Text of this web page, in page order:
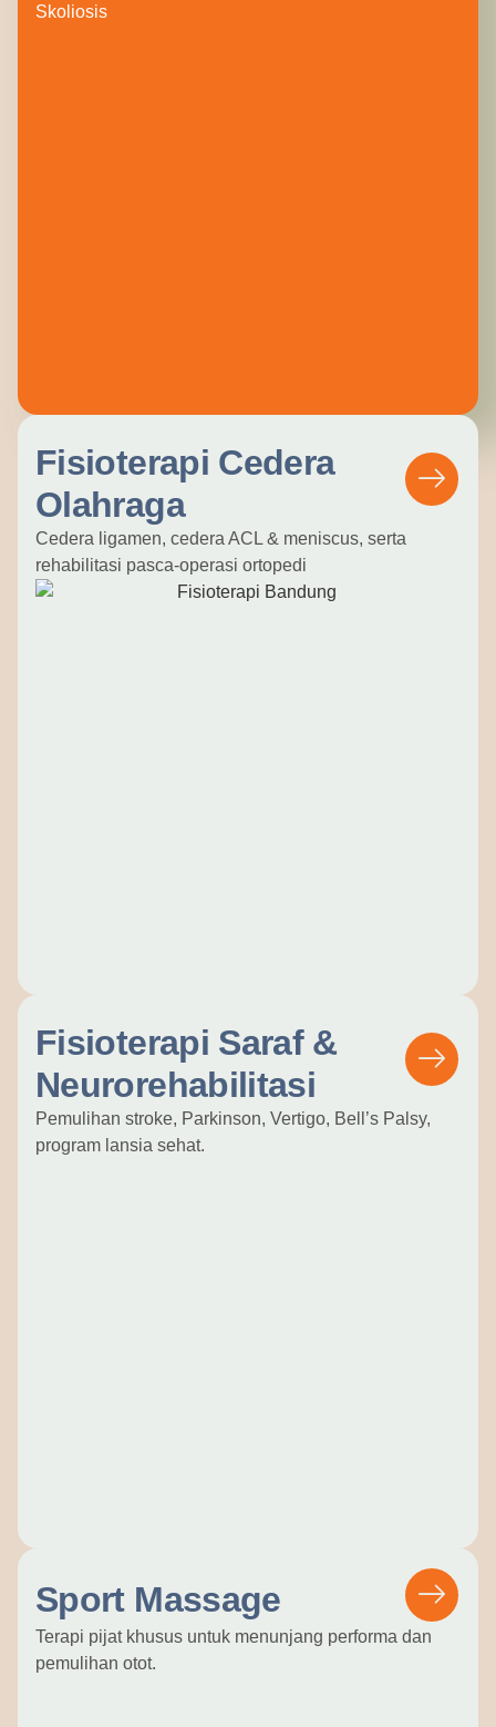
Skoliosis
Fisioterapi Cedera
Olahraga
Cedera ligamen, cedera ACL & meniscus, serta
rehabilitasi pasca-operasi ortopedi
Fisioterapi Saraf &
Neurorehabilitasi
Pemulihan stroke, Parkinson, Vertigo, Bell’s Palsy,
program lansia sehat.
Sport Massage
Terapi pijat khusus untuk menunjang performa dan
pemulihan otot.